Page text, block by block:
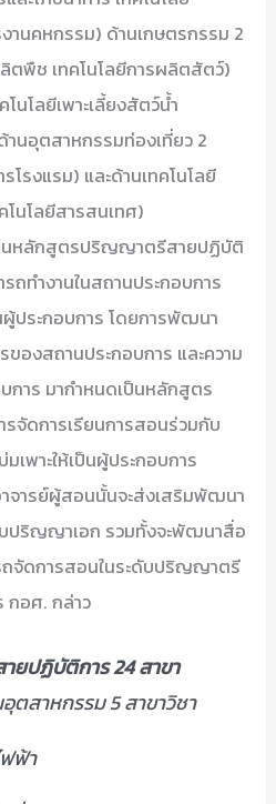
านคหกรรม) ด้านเกษตรกรรม 2
ตพืช เทคโนโลยีการผลิตสัตว์)
นโลยีเพาะเลี้ยงสัตว์น้ำ
านอุตสาหกรรมท่องเที่ยว 2
โรงแรม) และด้านเทคโนโลยี
โนโลยีสารสนเทศ)
นหลักสูตรปริญญาตรีสายปฏิบัติ
ถทำงานในสถานประกอบการ
ผู้ประกอบการ โดยการพัฒนา
องสถานประกอบการ และความ
การ มากำหนดเป็นหลักสูตร
จัดการเรียนการสอนร่วมกับ
เพาะให้เป็นผู้ประกอบการ
จารย์ผู้สอนนั้นจะส่งเสริมพัฒนา
ปริญญาเอก รวมทั้งจะพัฒนาสื่อ
ถจัดการสอนในระดับปริญญาตรี
กอศ. กล่าว
ยปฏิบัติการ 24 สาขา
ตสาหกรรม 5 สาขาวิชา
ฟฟ้า